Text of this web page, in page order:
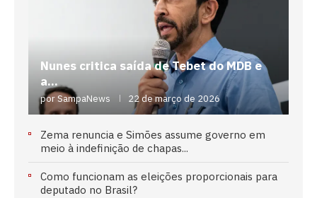
Nunes critica saída de Tebet do MDB e
a...
porSampaNews 22 de março de 2026
Zema renuncia e Simões assume governo em
meio à indefinição de chapas...
Como funcionam as eleições proporcionais para
deputado no Brasil?